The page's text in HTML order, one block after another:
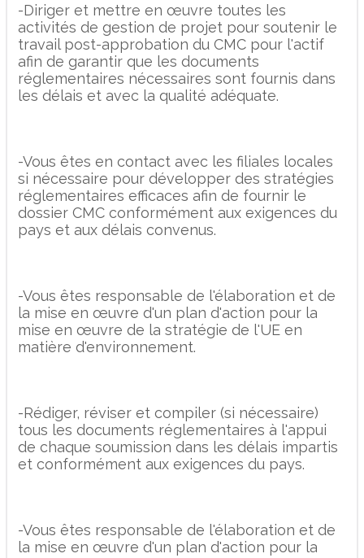
-Diriger et mettre en œuvre toutes les
activités de gestion de projet pour soutenir le
travail post-approbation du CMC pour l'actif
afin de garantir que les documents
réglementaires nécessaires sont fournis dans
les délais et avec la qualité adéquate.
-Vous êtes en contact avec les filiales locales
si nécessaire pour développer des stratégies
réglementaires efficaces afin de fournir le
dossier CMC conformément aux exigences du
pays et aux délais convenus.
-Vous êtes responsable de l'élaboration et de
la mise en œuvre d'un plan d'action pour la
mise en œuvre de la stratégie de l'UE en
matière d'environnement.
-Rédiger, réviser et compiler (si nécessaire)
tous les documents réglementaires à l'appui
de chaque soumission dans les délais impartis
et conformément aux exigences du pays.
-Vous êtes responsable de l'élaboration et de
la mise en œuvre d'un plan d'action pour la